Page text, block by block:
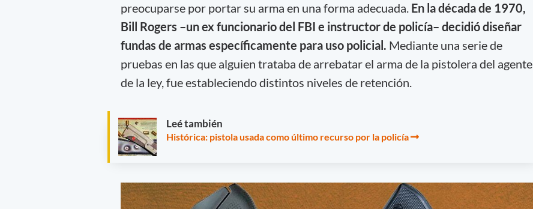
preocuparse por portar su arma en una forma adecuada. En la década de 1970,
Bill Rogers –un ex funcionario del FBI e instructor de policía– decidió diseñar
fundas de armas específicamente para uso policial. Mediante una serie de
pruebas en las que alguien trataba de arrebatar el arma de la pistolera del agente
de la ley, fue estableciendo distintos niveles de retención.
Leé también
Histórica: pistola usada como último recurso por la policía